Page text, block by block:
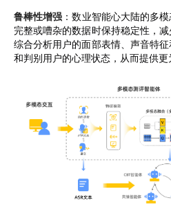
鲁棒性增强 ：数业智能心大陆的多
完整或嘈杂的数据时保持稳定性，
综合分析用户的面部表情、声音特
和判别用户的心理状态，从而提供更